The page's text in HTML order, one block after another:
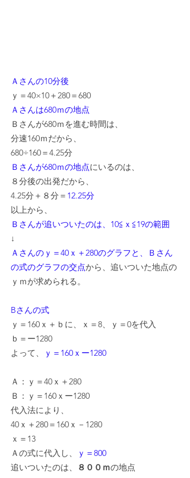
Ａさんの10分後
ｙ＝40×10＋280＝680
Ａさんは680ｍの地点
Ｂさんが680ｍを進む時間は、
分速160ｍだから、
680÷160＝4.25分
Ｂさんが680ｍの地点にいるのは、
８分後の出発だから、
4.25分＋８分＝ 12.25分
以上から、
Ｂさんが追いついたのは、10≦ｘ≦19の範囲
↓
Ａさんのｙ＝40ｘ＋280のグラフと、Ｂさん
の式のグラフの交点から、追いついた地点の
ｙｍが求められる。
Bさんの式
ｙ＝160ｘ＋ｂに、ｘ＝8、ｙ＝0を代入
ｂ＝ー1280
よって、
ｙ＝160ｘー1280
Ａ：ｙ＝40ｘ＋280
Ｂ：ｙ＝160ｘー1280
代入法により、
40ｘ＋280＝160ｘ－1280
ｘ＝13
Ａの式に代入し、
ｙ＝800
追いついたのは、
８００ｍの地点